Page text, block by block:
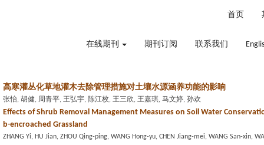
首页
在线期刊 期刊订阅 联系我们
高寒灌丛化草地灌木去除管理措施对土壤水源涵养功能的影响
张怡, 胡健, 周青平, 王弘宇, 陈江枚, 王三欣, 王嘉琪, 马文婷, 孙欢
Effects of Shrub Removal Management Measures on Soil Water
b-encroached Grassland
ZHANG Yi, HU Jian, ZHOU Qing-ping, WANG Hong-yu, CHEN Jiang-mei, WANG San-xin,